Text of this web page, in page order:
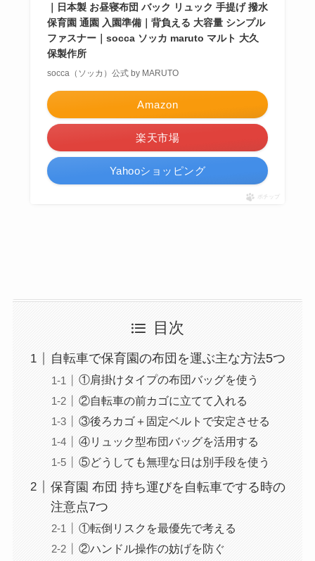
｜日本製 お昼寝布団 バック リュック 手提げ 撥水
保育園 通園 入園準備｜背負える 大容量 シンプル
ファスナー｜socca ソッカ maruto マルト 大久
保製作所
socca（ソッカ）公式 by MARUTO
Amazon
楽天市場
Yahooショッピング
ポチップ
目次
自転車で保育園の布団を運ぶ主な方法5つ
①肩掛けタイプの布団バッグを使う
②自転車の前カゴに立てて入れる
③後ろカゴ＋固定ベルトで安定させる
④リュック型布団バッグを活用する
⑤どうしても無理な日は別手段を使う
保育園 布団 持ち運びを自転車でする時の
注意点7つ
①転倒リスクを最優先で考える
②ハンドル操作の妨げを防ぐ